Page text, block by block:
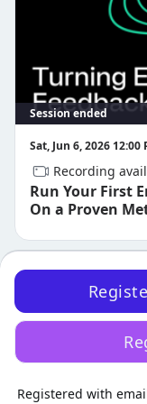
Ready for Launch
Engagement
Certified
customer-success-
Registered with
Session ended
Sat, Jun 6, 2026 12:00
Recording
Run Your First
On a Proven
Powered by Zoom